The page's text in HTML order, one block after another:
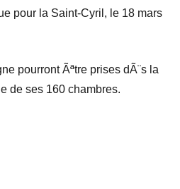
pour la Saint-Cyril, le 18 mars
pourront Ãªtre prises dÃ¨s la
de ses 160 chambres.